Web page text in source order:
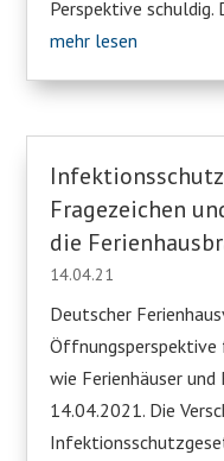
Perspektive schuldig.
mehr lesen
Fragezeichen
die
14.04.21
Deutscher
wie Ferienhäuser
14.04.2021. Die